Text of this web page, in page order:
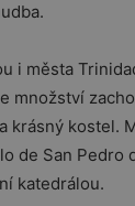
i města
množství
krásný kostel.
de San Pedro
katedrálou.